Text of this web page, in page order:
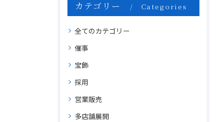
カテゴリー Categories
全てのカテゴリー
催事
宝飾
採用
営業販売
多店舗展開